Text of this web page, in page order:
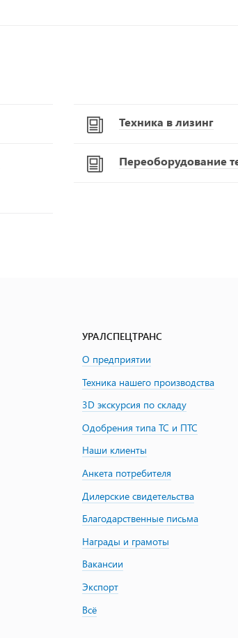
Техника в лизинг
Переоборудование
УРАЛСПЕЦТРАНС
О предприятии
Техника нашего производства
3D экскурсия по складу
Одобрения типа ТС и ПТС
Наши клиенты
Анкета потребителя
Дилерские свидетельства
Благодарственные письма
Награды и грамоты
Вакансии
Экспорт
Всё